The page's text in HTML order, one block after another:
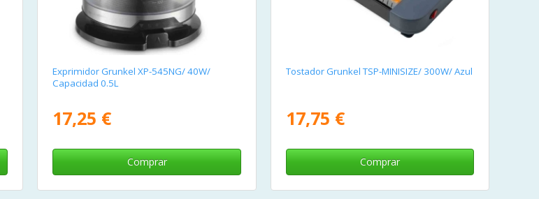
Exprimidor Grunkel XP-545NG/ 40W/
Capacidad 0.5L
17,25 €
Comprar
Tostador Grunkel TSP-MINISIZE/ 300W/ Azul
17,75 €
Comprar